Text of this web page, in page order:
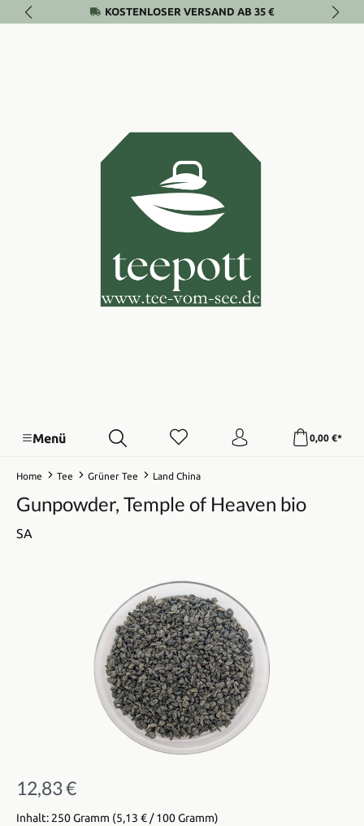
Zum Hauptinhalt springenKOSTENLOSER VERSAND AB 35 €
Menü 0,00 €*
Home Tee Grüner Tee Land China
Gunpowder, Temple of Heaven bio
SA
Bildergalerie überspringen
Regulärer Preis:
12,83 €
Inhalt: 250 Gramm (5,13 € / 100 Gramm)